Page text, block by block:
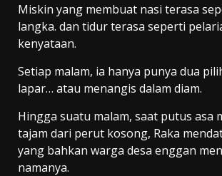
Miskin yang membuat nasi terasa
langka. dan tidur terasa seperti
kenyataan.
Setiap malam, ia hanya punya dua
lapar… atau menangis dalam diam.
Hingga suatu malam, saat putus asa
tajam dari perut kosong, Raka
yang bahkan warga desa enggan
namanya.